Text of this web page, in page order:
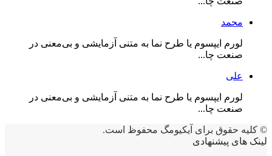
محمد
لورم ایپسوم یا طرح‌ نما به متنی آزمایشی و بی‌معنی در
صنعت چا...
علی
لورم ایپسوم یا طرح‌ نما به متنی آزمایشی و بی‌معنی در
صنعت چا...
© کلیه حقوق برای آیکیومگ محفوظ است.
لینک های پیشنهادی